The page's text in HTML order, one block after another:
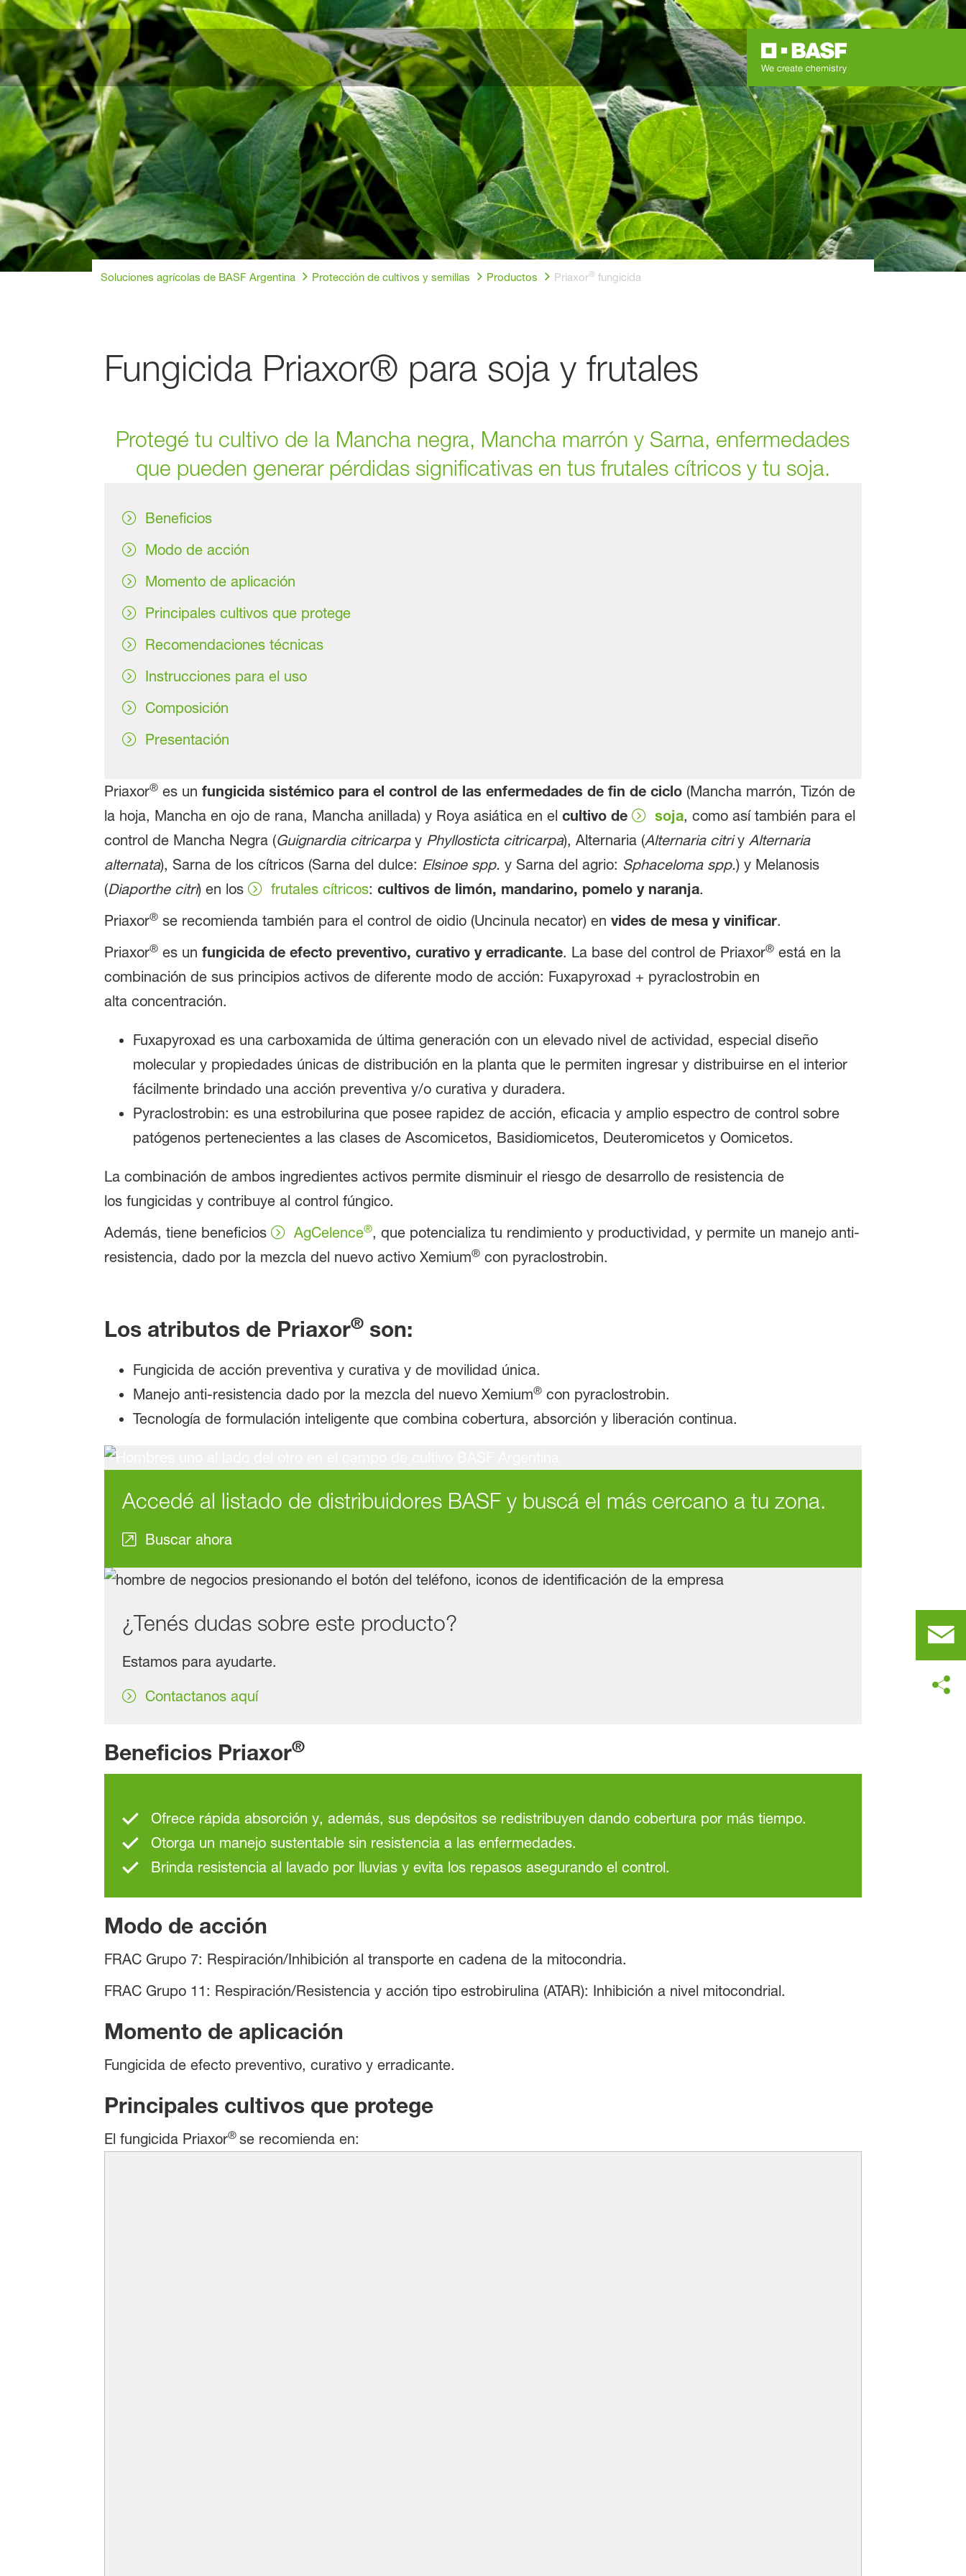
Soluciones agrícolas de BASF Argentina Protección de cultivos y semillas Productos Priaxor®fungicida
Fungicida Priaxor® para soja y frutales
Protegé tu cultivo de la Mancha negra, Mancha marrón y Sarna, enfermedades
que pueden generar pérdidas significativas en tus frutales cítricos y tu soja.
Beneficios
Modo de acción
Momento de aplicación
Principales cultivos que protege
Recomendaciones técnicas
Instrucciones para el uso
Composición
Presentación
Priaxor®es un fungicida sistémico para el control de las enfermedades de fin de ciclo(Mancha marrón, Tizón de
la hoja, Mancha en ojo de rana, Mancha anillada) y Roya asiática en el cultivo de soja, como así también para el
control de Mancha Negra (Guignardia citricarpa y Phyllosticta citricarpa), Alternaria (Alternaria citriy Alternaria
alternata), Sarna de los cítricos (Sarna del dulce: Elsinoe spp. y Sarna del agrio: Sphaceloma spp.) y Melanosis
(Diaporthe citri) en los frutales cítricos: cultivos de limón, mandarino, pomelo y naranja.
Priaxor®se recomienda también para el control de oidio (Uncinula necator) en vides de mesa y vinificar.
Priaxor®es un fungicida de efecto preventivo, curativo y erradicante. La base del control de Priaxor®está en la
combinación de sus principios activos de diferente modo de acción: Fuxapyroxad + pyraclostrobin en
alta concentración.
Fuxapyroxad es una carboxamida de última generación con un elevado nivel de actividad, especial diseño
molecular y propiedades únicas de distribución en la planta que le permiten ingresar y distribuirse en el interior
fácilmente brindado una acción preventiva y/o curativa y duradera.
Pyraclostrobin: es una estrobilurina que posee rapidez de acción, eficacia y amplio espectro de control sobre
patógenos pertenecientes a las clases de Ascomicetos, Basidiomicetos, Deuteromicetos y Oomicetos.
La combinación de ambos ingredientes activos permite disminuir el riesgo de desarrollo de resistencia de
los fungicidas y contribuye al control fúngico.
Además, tiene beneficios
AgCelence®, que potencializa tu rendimiento y productividad, y permite un manejo anti-
resistencia, dado por la mezcla del nuevo activo Xemium®con pyraclostrobin.
Los atributos de Priaxor®son:
Fungicida de acción preventiva y curativa y de movilidad única.
Manejo anti-resistencia dado por la mezcla del nuevo Xemium®con pyraclostrobin.
Tecnología de formulación inteligente que combina cobertura, absorción y liberación continua.
Accedé al listado de distribuidores BASF y buscá el más cercano a tu zona.
Buscar ahora
¿Tenés dudas sobre este producto?
Estamos para ayudarte.
Contactanos aquí
Beneficios Priaxor®
Ofrece rápida absorción y, además, sus depósitos se redistribuyen dando cobertura por más tiempo.
Otorga un manejo sustentable sin resistencia a las enfermedades.
Brinda resistencia al lavado por lluvias y evita los repasos asegurando el control.
Modo de acción
FRAC Grupo 7: Respiración/Inhibición al transporte en cadena de la mitocondria.
FRAC Grupo 11: Respiración/Resistencia y acción tipo estrobirulina (ATAR): Inhibición a nivel mitocondrial.
Momento de aplicación
Fungicida de efecto preventivo, curativo y erradicante.
Principales cultivos que protege
El fungicida Priaxor® se recomienda en: